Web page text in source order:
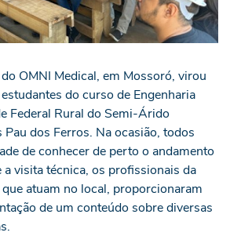
OMNI Medical, em Mossoró, virou
do curso de Engenharia
Federal Rural do Semi-Árido
dos Ferros. Na ocasião, todos
de conhecer de perto o andamento
visita técnica, os profissionais da
atuam no local, proporcionaram
de um conteúdo sobre diversas